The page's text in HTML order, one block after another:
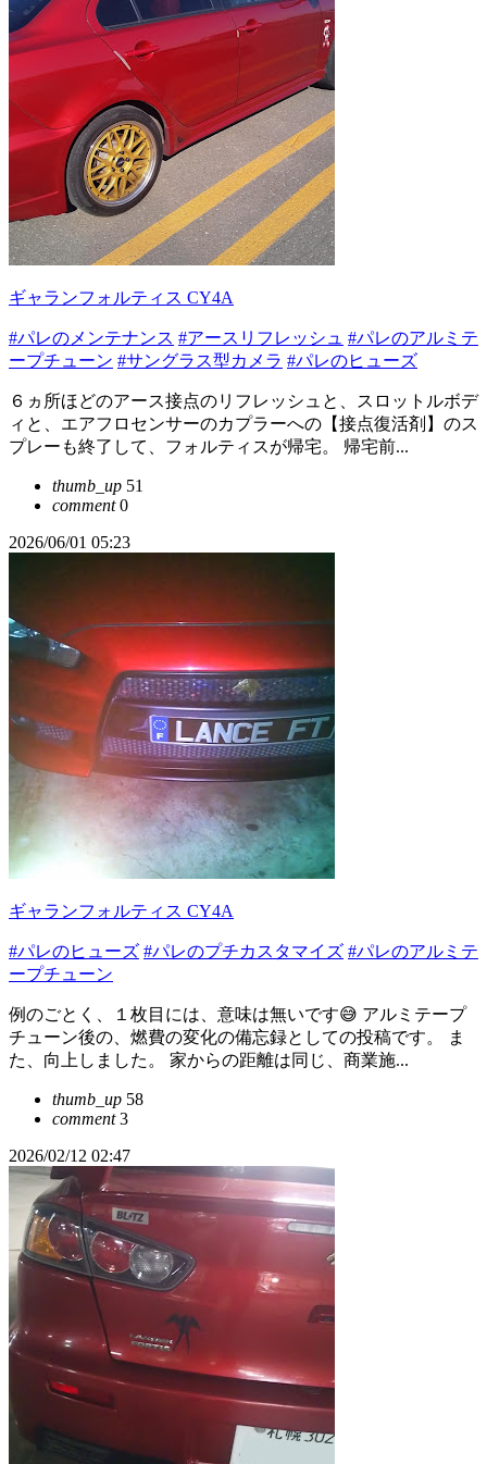
ギャランフォルティス CY4A
#パレのメンテナンス #アースリフレッシュ #パレのアルミテ
ープチューン #サングラス型カメラ #パレのヒューズ
６ヵ所ほどのアース接点のリフレッシュと、スロットルボデ
ィと、エアフロセンサーのカプラーへの【接点復活剤】のス
プレーも終了して、フォルティスが帰宅。 帰宅前...
thumb_up 51
comment0
2026/06/01 05:23
ギャランフォルティス CY4A
#パレのヒューズ #パレのプチカスタマイズ #パレのアルミテ
ープチューン
例のごとく、１枚目には、意味は無いです😅 アルミテープ
チューン後の、燃費の変化の備忘録としての投稿です。 ま
た、向上しました。 家からの距離は同じ、商業施...
thumb_up 58
comment3
2026/02/12 02:47